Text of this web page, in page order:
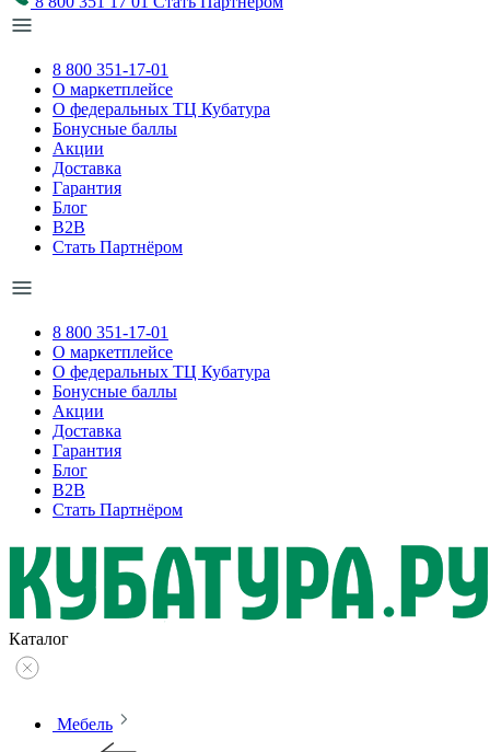
8 800 351-17-01
О маркетплейсе
О федеральных ТЦ Кубатура
Бонусные баллы
Акции
Доставка
Гарантия
Блог
B2B
Стать Партнёром
8 800 351-17-01
О маркетплейсе
О федеральных ТЦ Кубатура
Бонусные баллы
Акции
Доставка
Гарантия
Блог
B2B
Стать Партнёром
Каталог
Мебель